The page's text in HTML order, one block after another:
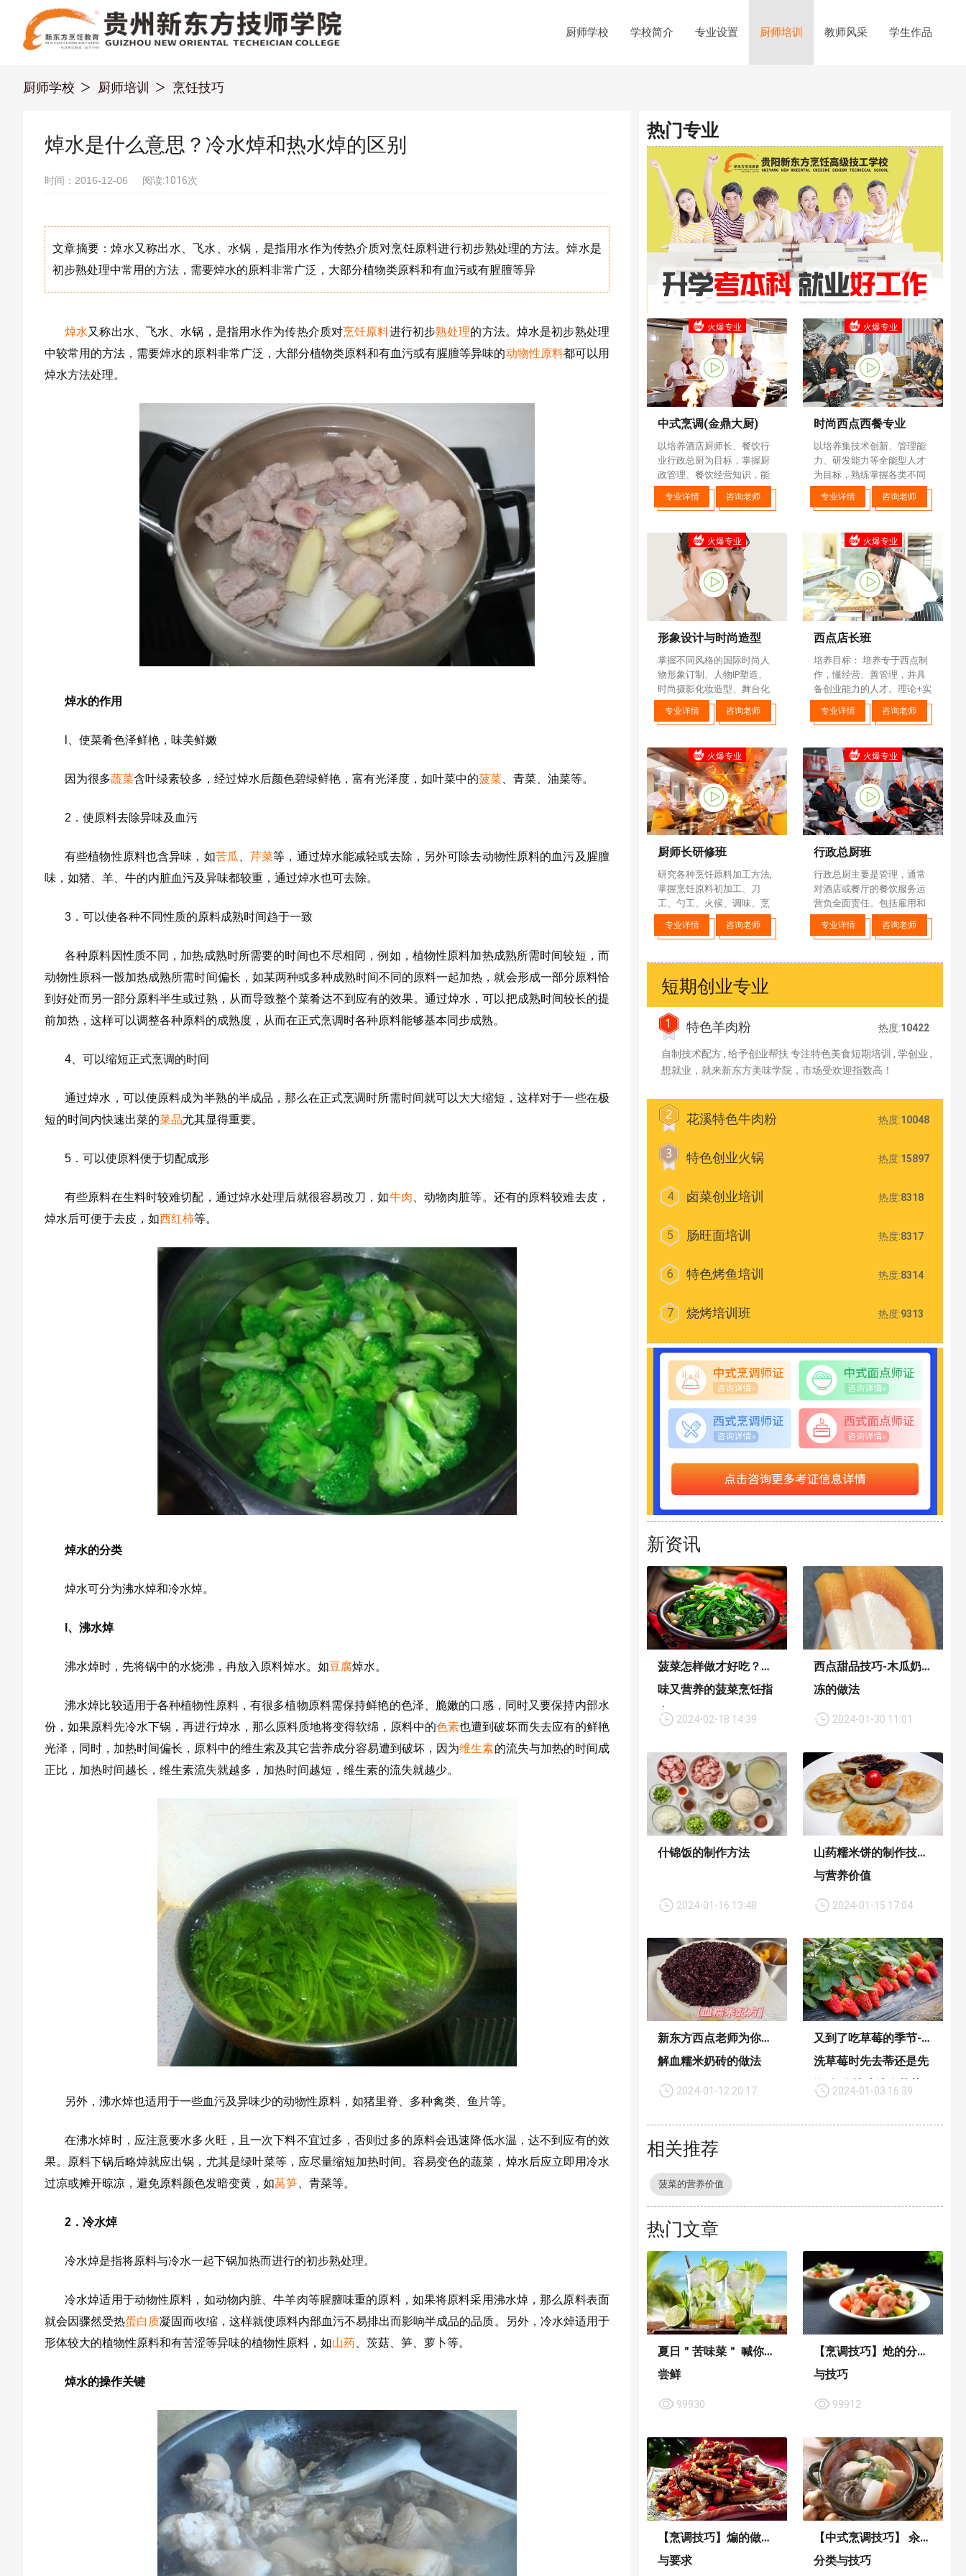
厨师学校 学校简介 专业设置 厨师培训 教师风采 学生作品
厨师学校 厨师培训 烹饪技巧
焯水是什么意思？冷水焯和热水焯的区别
时间：2016-12-06 阅读:1016次
文章摘要：焯水又称出水、飞水、水锅，是指用水作为传热介质对烹饪原料进行初步熟处理的方法。焯水是
初步熟处理中常用的方法，需要焯水的原料非常广泛，大部分植物类原料和有血污或有腥膻等异
焯水又称出水、飞水、水锅，是指用水作为传热介质对烹饪原料进行初步熟处理的方法。焯水是初步熟处理
中较常用的方法，需要焯水的原料非常广泛，大部分植物类原料和有血污或有腥膻等异味的动物性原料都可以用
焯水方法处理。
焯水的作用
l、使菜肴色泽鲜艳，味美鲜嫩
因为很多蔬菜含叶绿素较多，经过焯水后颜色碧绿鲜艳，富有光泽度，如叶菜中的菠菜 、青菜、油菜等。
2．使原料去除异味及血污
有些植物性原料也含异味，如苦瓜 、芹菜等，通过焯水能减轻或去除，另外可除去动物性原料的血污及腥膻
味，如猪、羊、牛的内脏血污及异味都较重，通过焯水也可去除。
3．可以使各种不同性质的原料成熟时间趋于一致
各种原料因性质不同，加热成熟时所需要的时间也不尽相同，例如，植物性原料加热成熟所需时间较短，而
动物性原科一骰加热成熟所需时间偏长，如某两种或多种成熟时间不同的原料一起加热，就会形成一部分原料恰
到好处而另一部分原料半生或过熟，从而导致整个菜肴达不到应有的效果。通过焯水，可以把成熟时间较长的提
前加热，这样可以调整各种原料的成熟度，从而在正式烹调时各种原料能够基本同步成熟。
4、可以缩短正式烹调的时间
通过焯水，可以使原料成为半熟的半成品，那么在正式烹调时所需时间就可以大大缩短，这样对于一些在极
短的时间内快速出菜的菜品尤其显得重要。
5．可以使原料便于切配成形
有些原料在生料时较难切配，通过焯水处理后就很容易改刀，如牛肉 、动物肉脏等。还有的原料较难去皮，
焯水后可便于去皮，如西红柿等。
焯水的分类
焯水可分为沸水焯和冷水焯。
l、沸水焯
沸水焯时，先将锅中的水烧沸，冉放入原料焯水。如豆腐焯水。
沸水焯比较适用于各种植物性原料，有很多植物原料需保持鲜艳的色泽、脆嫩的口感，同时又要保持内部水
份，如果原料先冷水下锅，再进行焯水，那么原料质地将变得软绵，原料中的色素也遭到破坏而失去应有的鲜艳
光泽，同时，加热时间偏长，原料中的维生索及其它营养成分容易遭到破坏，因为维生素的流失与加热的时间成
正比，加热时间越长，维生素流失就越多，加热时间越短，维生素的流失就越少。
另外，沸水焯也适用于一些血污及异味少的动物性原料，如猪里脊、多种禽类、鱼片等。
在沸水焯时，应注意要水多火旺，且一次下料不宜过多，否则过多的原料会迅速降低水温，达不到应有的效
果。原料下锅后略焯就应出锅，尤其是绿叶菜等，应尽量缩短加热时间。容易变色的蔬菜，焯水后应立即用冷水
过凉或摊开晾凉，避免原料颜色发暗变黄，如莴笋 、青菜等。
2．冷水焯
冷水焯是指将原料与冷水一起下锅加热而进行的初步熟处理。
冷水焯适用于动物性原料，如动物内脏、牛羊肉等腥膻味重的原料，如果将原料采用沸水焯，那么原料表面
就会因骤然受热蛋白质凝固而收缩，这样就使原料内部血污不易排出而影响半成品的品质。另外，冷水焯适用于
形体较大的植物性原料和有苦涩等异味的植物性原料，如山药 、茨菇、笋、萝卜等。
焯水的操作关键
热门专业
火爆专业
中式烹调(金鼎大厨)
以培养酒店厨师长、餐饮行
业行政总厨为目标，掌握厨
政管理、餐饮经营知识，能
够制作传统黔川湘菜、市场
流行菜，专于中、高档宴席
专业详情 咨询老师
火爆专业
时尚西点西餐专业
以培养集技术创新、管理能
力、研发能力等全能型人才
为目标，熟练掌握各类不同
档次西式面点、西式烹调的
设计与制作，了解及掌握餐
识，并具备独立创业
专业详情 咨询老师
火爆专业
形象设计与时尚造型
掌握不同风格的国际时尚人
物形象订制、人物IP塑造、
时尚摄影化妆造型、舞台化
妆造型等
专业详情 咨询老师
火爆专业
西点店长班
培养目标： 培养专于西点制
作，懂经营、善管理，并具
备创业能力的人才。理论+实
践相结合，让学子成为西点
师精英
专业详情 咨询老师
火爆专业
厨师长研修班
研究各种烹饪原料加工方法,
掌握烹饪原料初加工、刀
工、勺工、火候、调味、烹
调方法等烹饪操作技术,短期
内掌握烹饪系统化知识。
专业详情 咨询老师
火爆专业
行政总厨班
行政总厨主要是管理，通常
对酒店或餐厅的餐饮服务运
营负全面责任。包括雇用和
举荐至企业工作人员，管理
食品和非食品的库存，并保
行政总厨负责餐厅食物的整
专业详情 咨询老师
短期创业专业
特色羊肉粉 热度:10422
自制技术配方 , 给予创业帮扶 专注特色美食短期培训 , 学创业 ,
想就业，就来新东方美味学院，市场受欢迎指数高！
花溪特色牛肉粉 热度:10048
特色创业火锅 热度:15897
4 卤菜创业培训 热度:8318
5 肠旺面培训 热度:8317
6 特色烤鱼培训 热度:8314
7 烧烤培训班 热度:9313
新资讯
菠菜怎样做才好吃？美
味又营养的菠菜烹饪指
南
2024-02-18 14:39
西点甜品技巧-木瓜奶
冻的做法
2024-01-30 11:01
什锦饭的制作方法
2024-01-16 13:48
山药糯米饼的制作技巧
与营养价值
2024-01-15 17:04
新东方西点老师为你讲
解血糯米奶砖的做法
2024-01-12 20:17
又到了吃草莓的季节-
洗草莓时先去蒂还是先
泡-教你快速洗净草莓
2024-01-03 16:39
相关推荐
菠菜的营养价值
热门文章
夏日＂苦味菜＂ 喊你来
尝鲜
99930
【烹调技巧】炝的分类
与技巧
99912
【烹调技巧】煸的做法
与要求
【中式烹调技巧】 汆的
分类与技巧